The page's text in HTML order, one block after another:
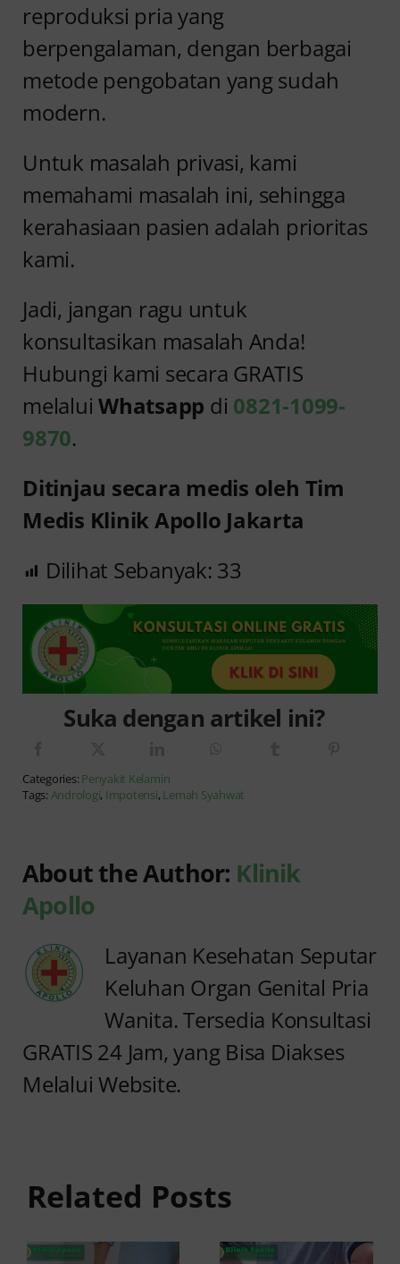
reproduksi pria yang
berpengalaman, dengan berbagai
metode pengobatan yang sudah
modern.
Untuk masalah privasi, kami
memahami masalah ini, sehingga
kerahasiaan pasien adalah prioritas
kami.
Jadi, jangan ragu untuk
konsultasikan masalah Anda!
Hubungi kami secara GRATIS
melaluiWhatsapp di 0821-1099-
9870.
Ditinjau secara medis oleh Tim
Medis Klinik Apollo Jakarta
Dilihat Sebanyak: 33
Suka dengan artikel ini?
Categories: Penyakit Kelamin
Tags: Andrologi, Impotensi, Lemah Syahwat
About the Author: Klinik
Apollo
Layanan Kesehatan Seputar
Keluhan Organ Genital Pria
Wanita. Tersedia Konsultasi
GRATIS 24 Jam, yang Bisa Diakses
Melalui Website.
Related Posts
Darah:
Penyebab
Kambuh